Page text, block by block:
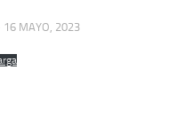
16 MAYO, 2023